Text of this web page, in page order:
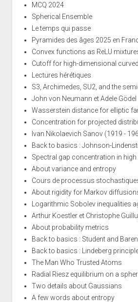
MCQ 2024
Spherical Ensemble
Le temps qui passe
Pyramides des âges 2025 en
Convex functions as ReLU
Cutoff for high-dimensional
Lectures hérétiques
S3, Archimedes, SU2, and the
John von Neumann et Adele Gödel
Wasserstein distance for elliptic
Concentration for projected
Ivan Nikolaevich Sanov (1919 -
Back to basics : Johnson-
Spectral gap concentration in
About variance and entropy
Cours de processus
About rigidity for Markov
Logarithmic Sobolev inequalities
Arthur Koestler et Christophe
About probability metrics
Back to basics : Student and
Back to basics : Lindeberg
The Man Who Trusted Atoms
Radial Riesz equilibrium on a
Two details about Gaussians
A few words about entropy